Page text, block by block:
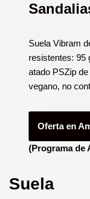
Suela Vibram
resistentes: 95
atado PSZip
vegano, no
Oferta en
(Programa de
Suela